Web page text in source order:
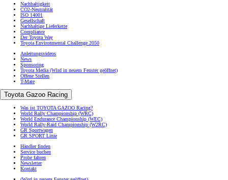
Nachhaltigkeit
CO2-Neutralität
ISO 14001
Gesellschaft
Nachhaltige Lieferkette
Compliance
Der Toyota Way
Toyota Environmental Challenge 2050
Anleitungsvideos
News
Sponsoring
Toyota Media (Wird in neuem Fenster geöffnet)
Offene Stellen
T-Mate
Toyota Gazoo Racing
Was ist TOYOTA GAZOO Racing?
World Rally Championship (WRC)
World Endurance Championship (WEC)
World Rally-Raid Championship (W2RC)
GR Sportwagen
GR SPORT Linie
Händler finden
Service buchen
Probe fahren
Newsletter
Kontakt